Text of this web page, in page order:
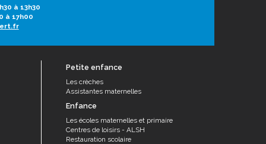
à 13h30
à 17h00
Petite enfance
Les crèches
Assistantes maternelles
Enfance
Les écoles maternelles et primaire
Centres de loisirs - ALSH
Restauration scolaire